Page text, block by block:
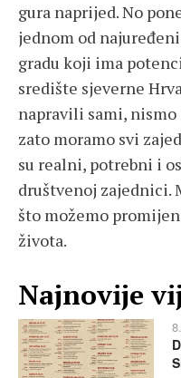
gura naprijed. No
jednom od
gradu koji ima
središte sjeverne
napravili sami,
zato moramo svi
su realni, potrebni i
društvenoj zajednici.
što možemo
života.
Najnovije